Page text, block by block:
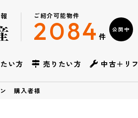
ご紹介可能物件
2084件
公開中
い方 売りたい方 中古＋リ
購入者様